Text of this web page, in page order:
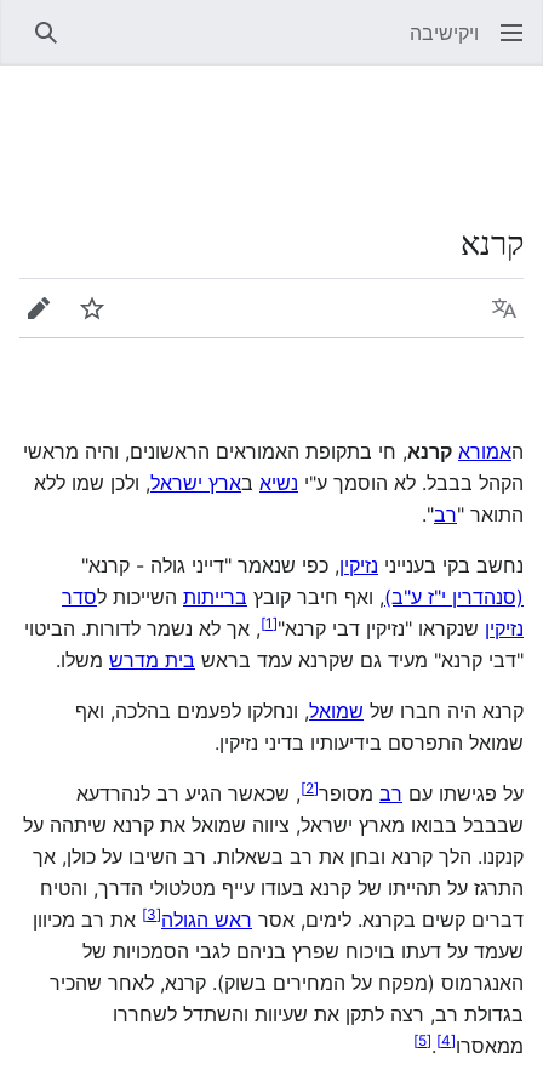
ויקישיבה
קרנא
שפה מעקב
האמורא קרנא, חי בתקופת האמוראים הראשונים, והיה מראשי
הקהל בבבל. לא הוסמך ע"י נשיא בארץ ישראל, ולכן שמו ללא
התואר "רב".
נחשב בקי בענייני נזיקין, כפי שנאמר "דייני גולה - קרנא"
(סנהדרין י"ז ע"ב), ואף חיבר קובץ ברייתות השייכות לסדר
נזיקין שנקראו "נזיקין דבי קרנא"[
1
], אך לא נשמר לדורות. הביטוי
"דבי קרנא" מעיד גם שקרנא עמד בראש בית מדרש משלו.
קרנא היה חברו של שמואל, ונחלקו לפעמים בהלכה, ואף
שמואל התפרסם בידיעותיו בדיני נזיקין.
על פגישתו עם רב מסופר[
2
], שכאשר הגיע רב לנהרדעא
שבבבל בבואו מארץ ישראל, ציווה שמואל את קרנא שיתהה על
קנקנו. הלך קרנא ובחן את רב בשאלות. רב השיבו על כולן, אך
התרגז על תהייתו של קרנא בעודו עייף מטלטולי הדרך, והטיח
דברים קשים בקרנא. לימים, אסר ראש הגולה[
3
] את רב מכיוון
שעמד על דעתו בויכוח שפרץ בניהם לגבי הסמכויות של
האנגרמוס (מפקח על המחירים בשוק). קרנא, לאחר שהכיר
בגדולת רב, רצה לתקן את שעיוות והשתדל לשחררו
ממאסרו[
4
]
.
[
5
]